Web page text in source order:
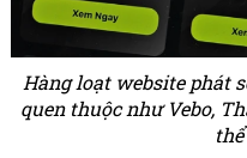
Hàng loạt website phát
quen thuộc như Vebo,